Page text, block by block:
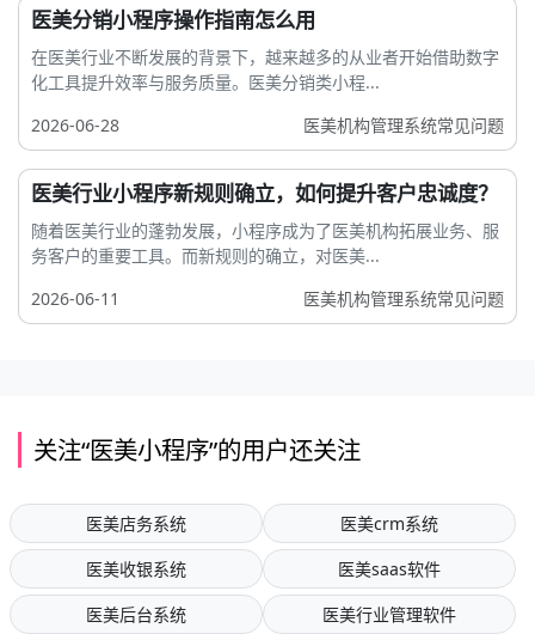
医美分销小程序操作指南怎么用
在医美行业不断发展的背景下，越来越多的从业者开始借助数字
化工具提升效率与服务质量。医美分销类小程...
2026-06-28
医美机构管理系统常见问题
医美行业小程序新规则确立，如何提升客户忠诚度？
随着医美行业的蓬勃发展，小程序成为了医美机构拓展业务、服
务客户的重要工具。而新规则的确立，对医美...
2026-06-11
医美机构管理系统常见问题
关注“医美小程序”的用户还关注
医美店务系统
医美crm系统
医美收银系统
医美saas软件
医美后台系统
医美行业管理软件